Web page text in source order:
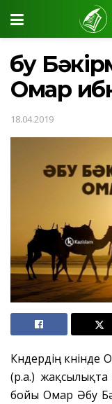
Әбу
Омар
18.04.2019
Күндердің
(р.а.)
бойы Омар Әбу